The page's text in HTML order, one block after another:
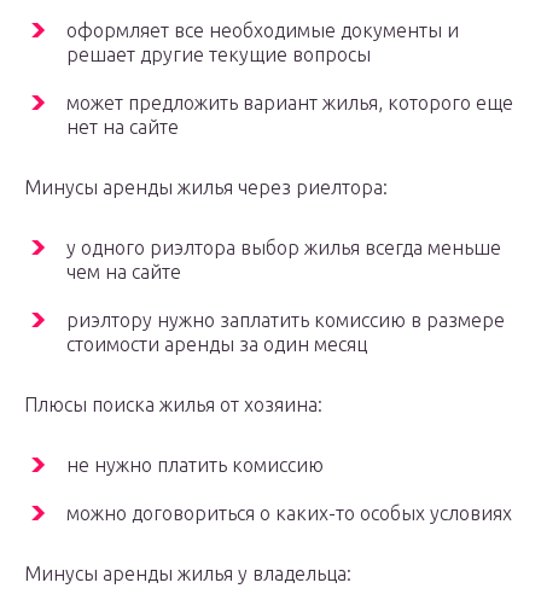
оформляет все необходимые документы и
решает другие текущие вопросы
может предложить вариант жилья, которого еще
нет на сайте
Минусы аренды жилья через риелтора:
у одного риэлтора выбор жилья всегда меньше
чем на сайте
риэлтору нужно заплатить комиссию в размере
стоимости аренды за один месяц
Плюсы поиска жилья от хозяина:
не нужно платить комиссию
можно договориться о каких-то особых условиях
Минусы аренды жилья у владельца: